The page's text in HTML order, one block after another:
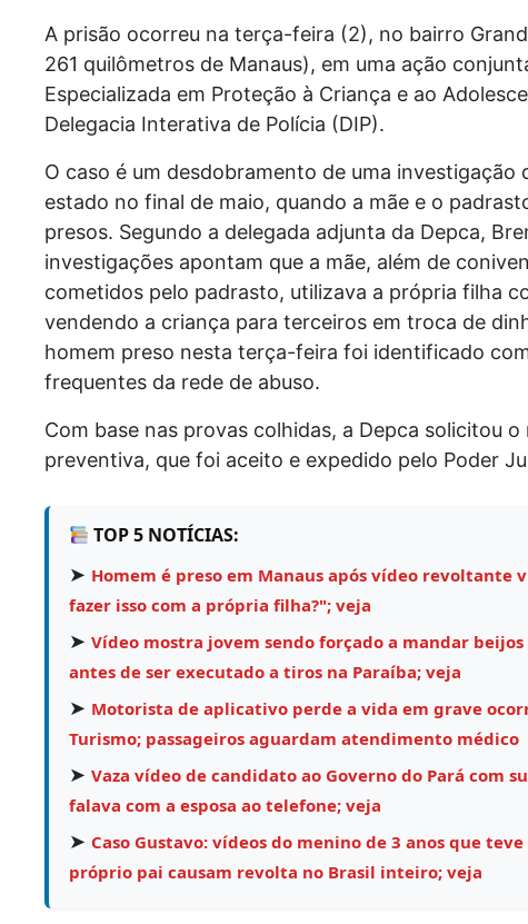
A prisão ocorreu na terça-feira (2), no bairro
261 quilômetros de Manaus), em uma ação
Especializada em Proteção à Criança e ao
Delegacia Interativa de Polícia (DIP).
O caso é um desdobramento de uma investigação
estado no final de maio, quando a mãe e o
presos. Segundo a delegada adjunta da Depca,
investigações apontam que a mãe, além de
cometidos pelo padrasto, utilizava a própria filha
vendendo a criança para terceiros em troca de
homem preso nesta terça-feira foi identificado
frequentes da rede de abuso.
Com base nas provas colhidas, a Depca solicitou
preventiva, que foi aceito e expedido pelo Poder
TOP 5 NOTÍCIAS:
➤ Homem é preso em Manaus após vídeo revoltante
fazer isso com a própria filha?"; veja
➤ Vídeo mostra jovem sendo forçado a mandar
antes de ser executado a tiros na Paraíba; veja
➤ Motorista de aplicativo perde a vida em grave
Turismo; passageiros aguardam atendimento médico
➤ Vaza vídeo de candidato ao Governo do Pará com
falava com a esposa ao telefone; veja
➤ Caso Gustavo: vídeos do menino de 3 anos que
próprio pai causam revolta no Brasil inteiro; veja